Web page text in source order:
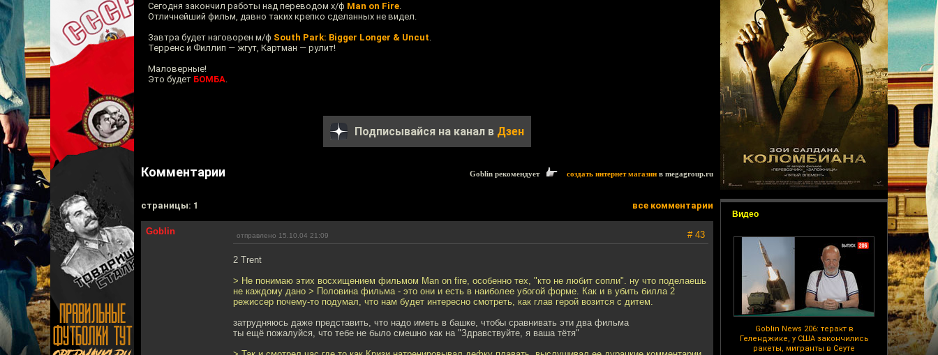
Видео
Goblin News 206: теракт в
Геленджике, у США закончились
ракеты, мигранты в Сеуте
Сегодня закончил работы над переводом х/ф Man on Fire.
Отличнейший фильм, давно таких крепко сделанных не видел.
Завтра будет наговорен м/ф South Park: Bigger Longer & Uncut.
Терренс и Филлип — жгут, Картман — рулит!
Маловерные!
Это будет БОМБА.
Подписывайся на канал в Дзен
Комментарии Goblin рекомендует создать интернет магазин в megagroup.ru
cтраницы: 1 все комментарии
Goblin отправлено 15.10.04 21:09 # 43
2 Trent
> Не понимаю этих восхищением фильмом Man on fire, особенно тех, "кто не любит сопли". ну что поделаешь
не каждому дано > Половина фильма - это они и есть в наиболее убогой форме. Как и в убить билла 2
режиссер почему-то подумал, что нам будет интересно смотреть, как глав герой возится с дитем.
затрудняюсь даже представить, что надо иметь в башке, чтобы сравнивать эти два фильма
ты ещё пожалуйся, что тебе не было смешно как на "Здравствуйте, я ваша тётя"